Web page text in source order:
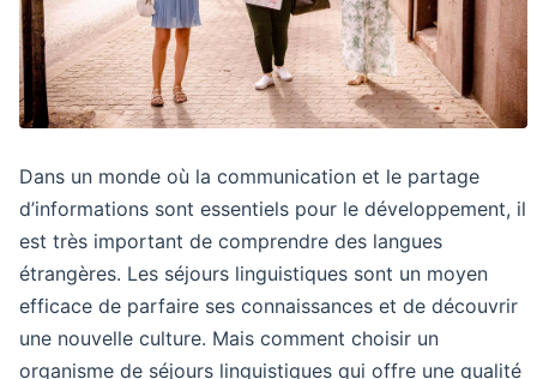
Dans un monde où la communication et le partage
d’informations sont essentiels pour le développement, il
est très important de comprendre des langues
étrangères. Les séjours linguistiques sont un moyen
efficace de parfaire ses connaissances et de découvrir
une nouvelle culture. Mais comment choisir un
organisme de séjours linguistiques qui offre une qualité